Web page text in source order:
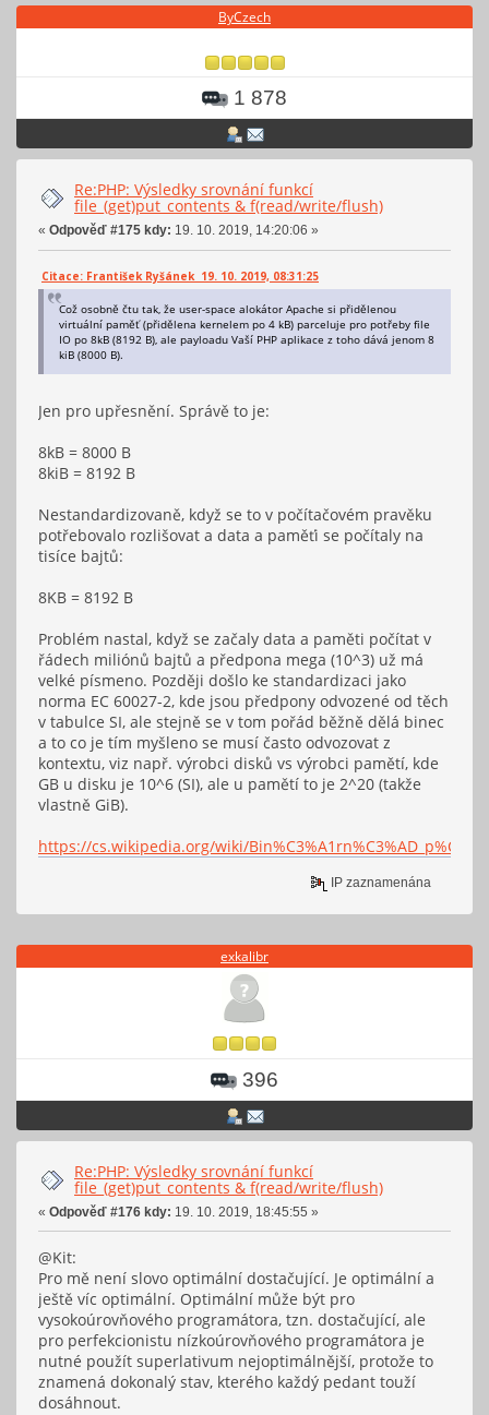
ByCzech
1 878
Re:PHP: Výsledky srovnání funkcí
file_(get)put_contents & f(read/write/flush)
« Odpověď #175 kdy: 19. 10. 2019, 14:20:06 »
Citace: František Ryšánek 19. 10. 2019, 08:31:25
Což osobně čtu tak, že user-space alokátor Apache si přidělenou
virtuální paměť (přidělena kernelem po 4 kB) parceluje pro potřeby file
IO po 8kB (8192 B), ale payloadu Vaší PHP aplikace z toho dává jenom 8
kiB (8000 B).
Jen pro upřesnění. Správě to je:
8kB = 8000 B
8kiB = 8192 B
Nestandardizovaně, když se to v počítačovém pravěku
potřebovalo rozlišovat a data a paměťi se počítaly na
tisíce bajtů:
8KB = 8192 B
Problém nastal, když se začaly data a paměti počítat v
řádech miliónů bajtů a předpona mega (10^3) už má
velké písmeno. Později došlo ke standardizaci jako
norma EC 60027-2, kde jsou předpony odvozené od těch
v tabulce SI, ale stejně se v tom pořád běžně dělá binec
a to co je tím myšleno se musí často odvozovat z
kontextu, viz např. výrobci disků vs výrobci pamětí, kde
GB u disku je 10^6 (SI), ale u pamětí to je 2^20 (takže
vlastně GiB).
https://cs.wikipedia.org/wiki/
IP zaznamenána
exkalibr
396
Re:PHP: Výsledky srovnání funkcí
file_(get)put_contents & f(read/write/flush)
« Odpověď #176 kdy: 19. 10. 2019, 18:45:55 »
@Kit:
Pro mě není slovo optimální dostačující. Je optimální a
ještě víc optimální. Optimální může být pro
vysokoúrovňového programátora, tzn. dostačující, ale
pro perfekcionistu nízkoúrovňového programátora je
nutné použít superlativum nejoptimálnější, protože to
znamená dokonalý stav, kterého každý pedant touží
dosáhnout.